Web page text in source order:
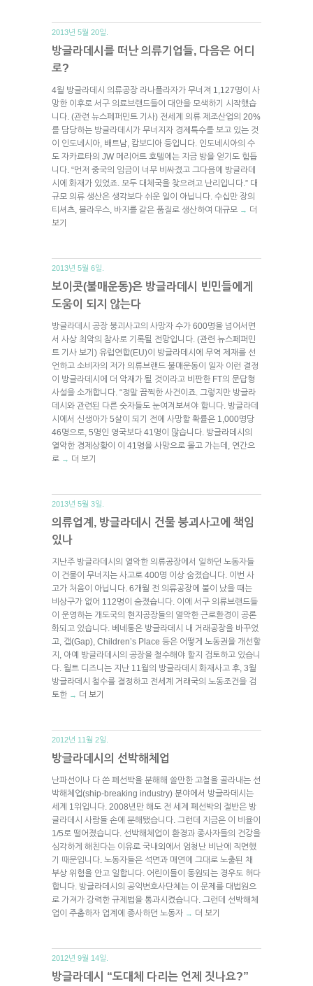
2013년 5월 20일.
방글라데시를 떠난 의류기업들, 다음은 어디
로?
4월 방글라데시 의류공장 라나플라자가 무너져 1,127명이 사
망한 이후로 서구 의료브랜드들이 대안을 모색하기 시작했습
니다. (관련 뉴스페퍼민트 기사) 전세계 의류 제조산업의 20%
를 담당하는 방글라데시가 무너지자 경제특수를 보고 있는 것
이 인도네시아, 배트남, 캄보디아 등입니다. 인도네시아의 수
도 자카르타의 JW 메리어트 호텔에는 지금 방을 얻기도 힘듭
니다. “먼저 중국의 임금이 너무 비싸졌고 그다음에 방글라데
시에 화재가 있었죠. 모두 대체국을 찾으려고 난리입니다.” 대
규모 의류 생산은 생각보다 쉬운 일이 아닙니다. 수십만 장의
티셔츠, 블라우스, 바지를 같은 품질로 생산하여 대규모 → 더
보기
2013년 5월 6일.
보이콧(불매운동)은 방글라데시 빈민들에게
도움이 되지 않는다
방글라데시 공장 붕괴사고의 사망자 수가 600명을 넘어서면
서 사상 최악의 참사로 기록될 전망입니다. (관련 뉴스페퍼민
트 기사 보기) 유럽연합(EU)이 방글라데시에 무역 제재를 선
언하고 소비자의 저가 의류브랜드 불매운동이 일자 이런 결정
이 방글라데시에 더 악재가 될 것이라고 비판한 FT의 문답형
사설을 소개합니다. “정말 끔찍한 사건이죠. 그렇지만 방글라
데시와 관련된 다른 숫자들도 눈여겨보셔야 합니다. 방글라데
시에서 신생아가 5살이 되기 전에 사망할 확률은 1,000명당
46명으로, 5명인 영국보다 41명이 많습니다. 방글라데시의
열악한 경제상황이 이 41명을 사망으로 몰고 가는데, 연간으
로 → 더 보기
2013년 5월 3일.
의류업계, 방글라데시 건물 붕괴사고에 책임
있나
지난주 방글라데시의 열악한 의류공장에서 일하던 노동자들
이 건물이 무너지는 사고로 400명 이상 숨졌습니다. 이번 사
고가 처음이 아닙니다. 6개월 전 의류공장에 불이 났을 때는
비상구가 없어 112명이 숨졌습니다. 이에 서구 의류브랜드들
이 운영하는 개도국의 현지공장들의 열악한 근로환경이 공론
화되고 있습니다. 베네통은 방글라데시 내 거래공장을 바꾸었
고, 갭(Gap), Children’s Place 등은 어떻게 노동권을 개선할
지, 아예 방글라데시의 공장을 철수해야 할지 검토하고 있습니
다. 월트 디즈니는 지난 11월의 방글라데시 화재사고 후, 3월
방글라데시 철수를 결정하고 전세계 거래국의 노동조건을 검
토한 → 더 보기
2012년 11월 2일.
방글라데시의 선박해체업
난파선이나 다 쓴 폐선박을 분해해 쓸만한 고철을 골라내는 선
박해체업(ship-breaking industry) 분야에서 방글라데시는
세계 1위입니다. 2008년만 해도 전 세계 폐선박의 절반은 방
글라데시 사람들 손에 분해됐습니다. 그런데 지금은 이 비율이
1/5로 떨어졌습니다. 선박해체업이 환경과 종사자들의 건강을
심각하게 해친다는 이유로 국내외에서 엄청난 비난에 직면했
기 때문입니다. 노동자들은 석면과 매연에 그대로 노출된 채
부상 위험을 안고 일합니다. 어린이들이 동원되는 경우도 허다
합니다. 방글라데시의 공익변호사단체는 이 문제를 대법원으
로 가져가 강력한 규제법을 통과시켰습니다. 그런데 선박해체
업이 주춤하자 업계에 종사하던 노동자 → 더 보기
2012년 9월 14일.
방글라데시 “도대체 다리는 언제 짓나요?”